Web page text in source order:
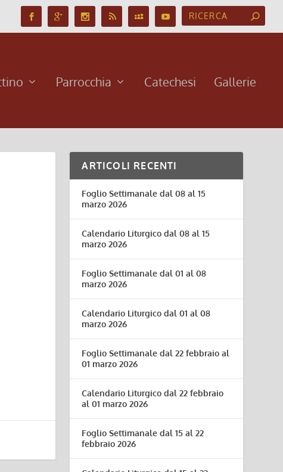
Parrocchia Catechesi Gallerie
ARTICOLI RECENTI
Foglio Settimanale dal 08 al 15
marzo 2026
Calendario Liturgico dal 08 al 15
marzo 2026
Foglio Settimanale dal 01 al 08
marzo 2026
Calendario Liturgico dal 01 al 08
marzo 2026
Foglio Settimanale dal 22 febbraio al
01 marzo 2026
Calendario Liturgico dal 22 febbraio
al 01 marzo 2026
Foglio Settimanale dal 15 al 22
febbraio 2026